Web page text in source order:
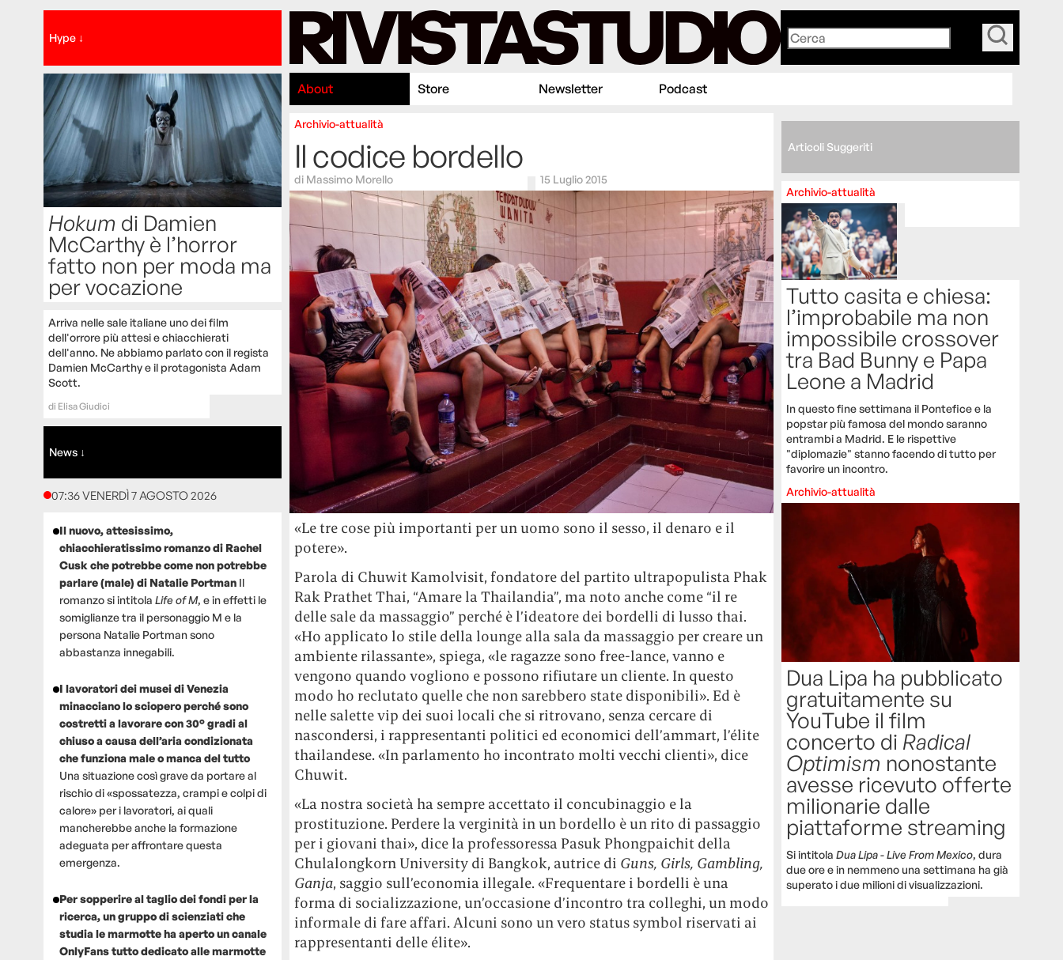
Hype ↓
Hokum di Damien
McCarthy è l’horror
fatto non per moda ma
per vocazione
Arriva nelle sale italiane uno dei film
dell'orrore più attesi e chiacchierati
dell'anno. Ne abbiamo parlato con il regista
Damien McCarthy e il protagonista Adam
Scott.
di Elisa Giudici
News ↓
07:36 VENERDÌ 7 AGOSTO 2026
Il nuovo, attesissimo,
chiacchieratissimo romanzo di Rachel
Cusk che potrebbe come non potrebbe
parlare (male) di Natalie Portman Il
romanzo si intitola Life of M, e in effetti le
somiglianze tra il personaggio M e la
persona Natalie Portman sono
abbastanza innegabili.
I lavoratori dei musei di Venezia
minacciano lo sciopero perché sono
costretti a lavorare con 30° gradi al
chiuso a causa dell’aria condizionata
che funziona male o manca del tutto
Una situazione così grave da portare al
rischio di «spossatezza, crampi e colpi di
calore» per i lavoratori, ai quali
mancherebbe anche la formazione
adeguata per affrontare questa
emergenza.
Per sopperire al taglio dei fondi per la
ricerca, un gruppo di scienziati che
studia le marmotte ha aperto un canale
OnlyFans tutto dedicato alle marmotte
About Store Newsletter Podcast
Archivio-attualità
Il codice bordello
di Massimo Morello 15 Luglio 2015
«Le tre cose più importanti per un uomo sono il sesso, il denaro e il
potere».
Parola di Chuwit Kamolvisit, fondatore del partito ultrapopulista Phak
Rak Prathet Thai, “Amare la Thailandia”, ma noto anche come “il re
delle sale da massaggio” perché è l’ideatore dei bordelli di lusso thai.
«Ho applicato lo stile della lounge alla sala da massaggio per creare un
ambiente rilassante», spiega, «le ragazze sono free-lance, vanno e
vengono quando vogliono e possono rifiutare un cliente. In questo
modo ho reclutato quelle che non sarebbero state disponibili». Ed è
nelle salette vip dei suoi locali che si ritrovano, senza cercare di
nascondersi, i rappresentanti politici ed economici dell’ammart, l’élite
thailandese. «In parlamento ho incontrato molti vecchi clienti», dice
Chuwit.
«La nostra società ha sempre accettato il concubinaggio e la
prostituzione. Perdere la verginità in un bordello è un rito di passaggio
per i giovani thai», dice la professoressa Pasuk Phongpaichit della
Chulalongkorn University di Bangkok, autrice di Guns, Girls, Gambling,
Ganja, saggio sull’economia illegale. «Frequentare i bordelli è una
forma di socializzazione, un’occasione d’incontro tra colleghi, un modo
informale di fare affari. Alcuni sono un vero status symbol riservati ai
rappresentanti delle élite».
Articoli Suggeriti
Archivio-attualità
Tutto casita e chiesa:
l’improbabile ma non
impossibile crossover
tra Bad Bunny e Papa
Leone a Madrid
In questo fine settimana il Pontefice e la
popstar più famosa del mondo saranno
entrambi a Madrid. E le rispettive
"diplomazie" stanno facendo di tutto per
favorire un incontro.
Archivio-attualità
Dua Lipa ha pubblicato
gratuitamente su
YouTube il film
concerto di Radical
Optimism nonostante
avesse ricevuto offerte
milionarie dalle
piattaforme streaming
Si intitolaDua Lipa - Live From Mexico, dura
due ore e in nemmeno una settimana ha già
superato i due milioni di visualizzazioni.